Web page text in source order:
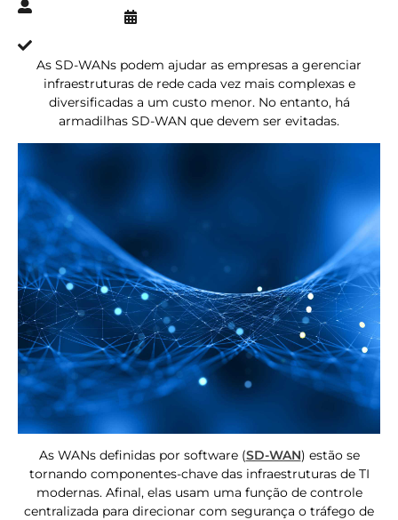
As SD-WANs podem ajudar as empresas a gerenciar
infraestruturas de rede cada vez mais complexas e
diversificadas a um custo menor. No entanto, há
armadilhas SD-WAN que devem ser evitadas.
As WANs definidas por software (SD-WAN) estão se
tornando componentes-chave das infraestruturas de TI
modernas. Afinal, elas usam uma função de controle
centralizada para direcionar com segurança o tráfego de